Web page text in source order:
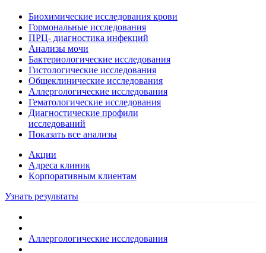
Биохимические исследования крови
Гормональные исследования
ПРЦ- диагностика инфекций
Анализы мочи
Бактериологические исследования
Гистологические исследования
Общеклинические исследования
Аллергологические исследования
Гематологические исследования
Диагностические профили
исследований
Показать все анализы
Акции
Адреса клиник
Кoрпоративным клиентам
Узнать результаты
Аллергологические исследования